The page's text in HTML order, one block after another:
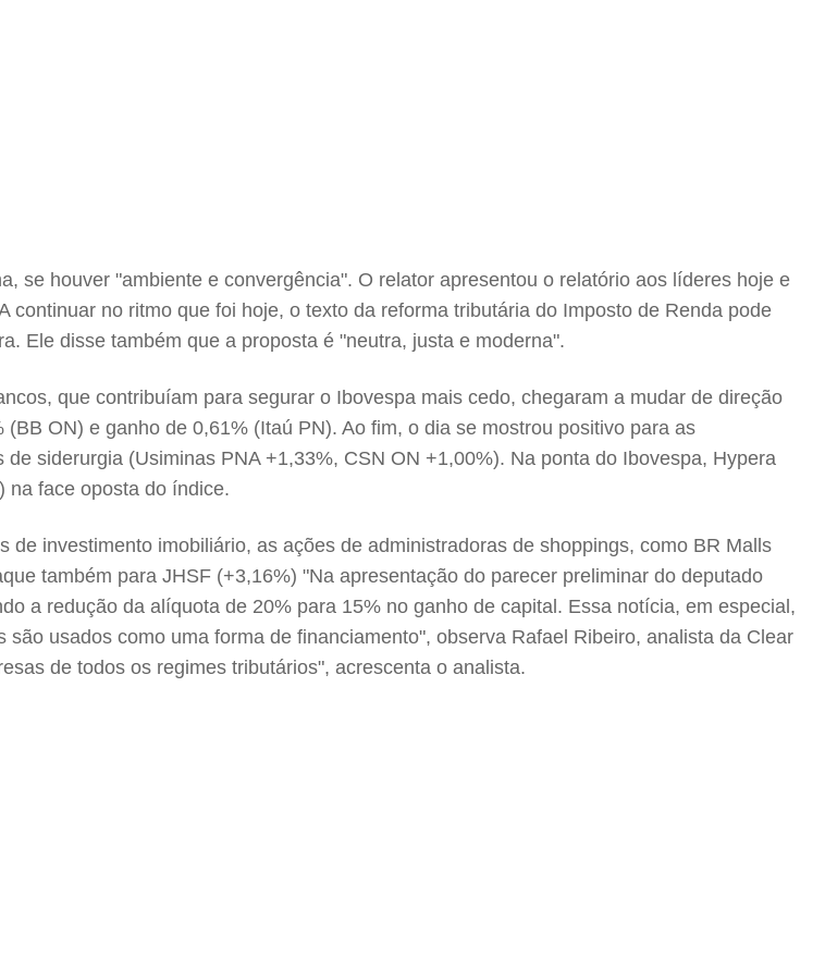
se houver "ambiente e convergência". O relator apresentou o relatório aos líderes hoje e
no ritmo que foi hoje, o texto da reforma tributária do Imposto de Renda pode
Ele disse também que a proposta é "neutra, justa e moderna".
que contribuíam para segurar o Ibovespa mais cedo, chegaram a mudar de direção
ON) e ganho de 0,61% (Itaú PN). Ao fim, o dia se mostrou positivo para as
siderurgia (Usiminas PNA +1,33%, CSN ON +1,00%). Na ponta do Ibovespa, Hypera
na face oposta do índice.
investimento imobiliário, as ações de administradoras de shoppings, como BR Malls
também para JHSF (+3,16%) "Na apresentação do parecer preliminar do deputado
a redução da alíquota de 20% para 15% no ganho de capital. Essa notícia, em especial,
usados como uma forma de financiamento", observa Rafael Ribeiro, analista da Clear
de todos os regimes tributários", acrescenta o analista.